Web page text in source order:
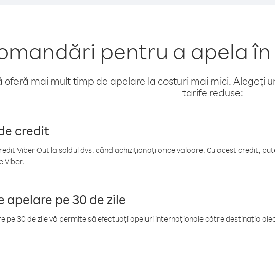
pentru a apela
oferă mai mult timp de apelare la costuri mai mici. Alegeți
tarife reduse:
credit
Viber Out la soldul dvs. când achiziționați orice valoare. Cu acest credit,
Viber.
apelare pe 30 de zile
pe 30 de zile vă permite să efectuați apeluri internaționale către destinația